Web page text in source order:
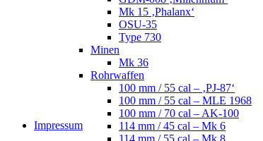
Impressum
Mk 15 ‚Phalanx‘
OSU-35
Type 730
Minen
Mk 36
Rohrwaffen
100 mm / 55 cal – ‚PJ-87‘
100 mm / 55 cal – MLE 1968
100 mm / 70 cal – AK-100
114 mm / 45 cal – Mk 6